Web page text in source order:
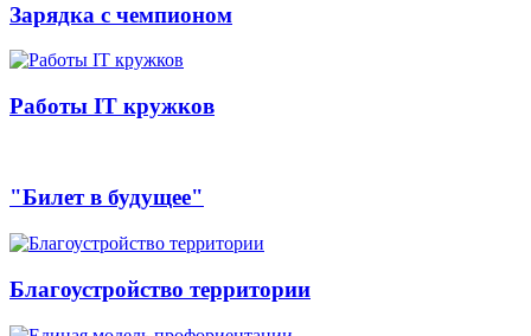
Зарядка с чемпионом
Работы IT кружков
"Билет в будущее"
Благоустройство территории